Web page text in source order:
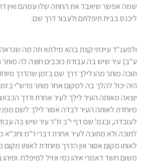
שמה אפשר שיאבד את החוזה שלו עמהם ואין
ליכנס בבית תיפלתם ולעבור דרך שם.
ולפענ"ד עיינתי קצת בהא מילתא וזה מה
ע"ב) עיר שיש בה עבודת כוכבים חוצה לה מותר
תוכה מותר מהו לילך דרך שם בזמן שהדרך
היה יכול להלך בה למקום אחר מותר פרש"י
יוצאה מאותה העיר לילך לעיר אחרת ודרך
מיוחדת לאותה העיר לבדה אסור לילך לשם
לעובדה, ובגמ' שם דף י"ב ת"ר עיר שיש בה
לתוכה ולא מתוכה לעיר אחרת דברי ר"מ וחכ"א
לאותו מקום אסור אין הדרך מיוחדת לאותו
משום חשד דאמרי איהו נמי אזיל למיפלח.